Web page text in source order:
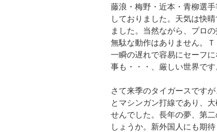
藤浪・梅野・近本・青柳選
しておりました。天気は快
ました。当然ながら、プロ
無駄な動作はありません。
一瞬の遅れで容易にセーフ
事も・・・、厳しい世界です
さて来季のタイガースです
とマシンガン打線であり、
せんでした。長年の夢、第
しょうか。新外国人にも期